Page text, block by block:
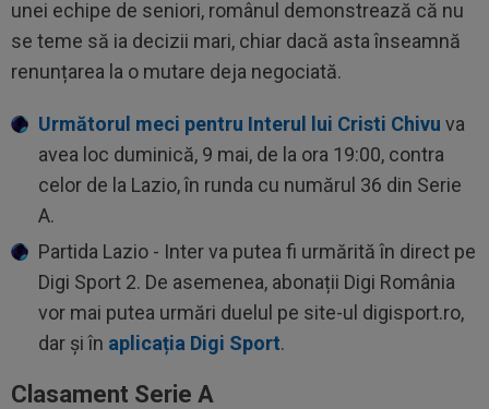
unei echipe de seniori, românul demonstrează că nu
se teme să ia decizii mari, chiar dacă asta înseamnă
renunțarea la o mutare deja negociată.
Următorul meci pentru Interul lui Cristi Chivu va
avea loc duminică, 9 mai, de la ora 19:00, contra
celor de la Lazio, în runda cu numărul 36 din Serie
A.
Partida Lazio - Inter va putea fi urmărită în direct pe
Digi Sport 2. De asemenea, abonații Digi România
vor mai putea urmări duelul pe site-ul digisport.ro,
dar și în aplicația Digi Sport.
Clasament Serie A